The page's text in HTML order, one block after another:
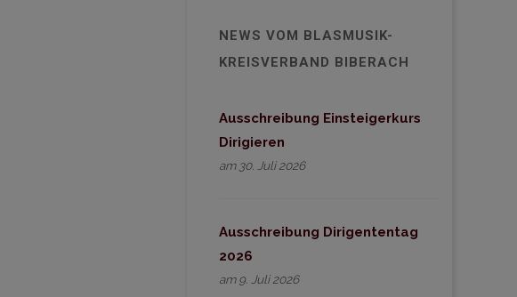
NEWS VOM BLASMUSIK-
KREISVERBAND BIBERACH
Ausschreibung Einsteigerkurs
Dirigieren
am 30. Juli 2026
Ausschreibung Dirigententag
2026
am 9. Juli 2026